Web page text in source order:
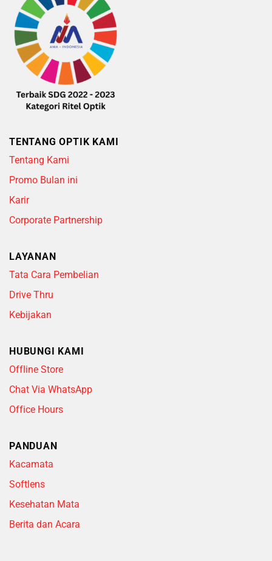
TENTANG OPTIK KAMI
Tentang Kami
Promo Bulan ini
Karir
Corporate Partnership
LAYANAN
Tata Cara Pembelian
Drive Thru
Kebijakan
HUBUNGI KAMI
Offline Store
Chat Via WhatsApp
Office Hours
PANDUAN
Kacamata
Softlens
Kesehatan Mata
Berita dan Acara